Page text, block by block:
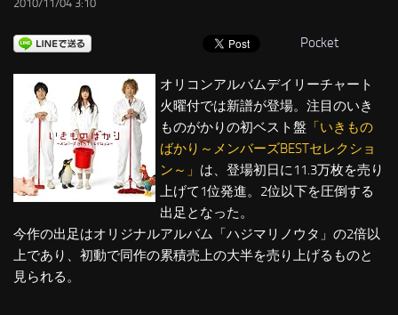
2010/11/04 3:10
Pocket
オリコンアルバムデイリーチャート
火曜付では新譜が登場。注目のいき
ものがかりの初ベスト盤 「いきもの
ばかり～メンバーズBESTセレクショ
ン～」 は、登場初日に11.3万枚を売り
上げて1位発進。2位以下を圧倒する
出足となった。
今作の出足はオリジナルアルバム「ハジマリノウタ」の2倍以
上であり、初動で同作の累積売上の大半を売り上げるものと
見られる。